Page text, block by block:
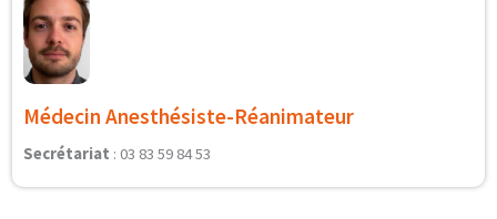
Médecin Anesthésiste-Réanimateur
Secrétariat : 03 83 59 84 53